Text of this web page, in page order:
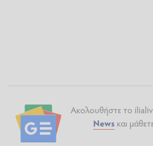
Ακολουθήστε το
News και